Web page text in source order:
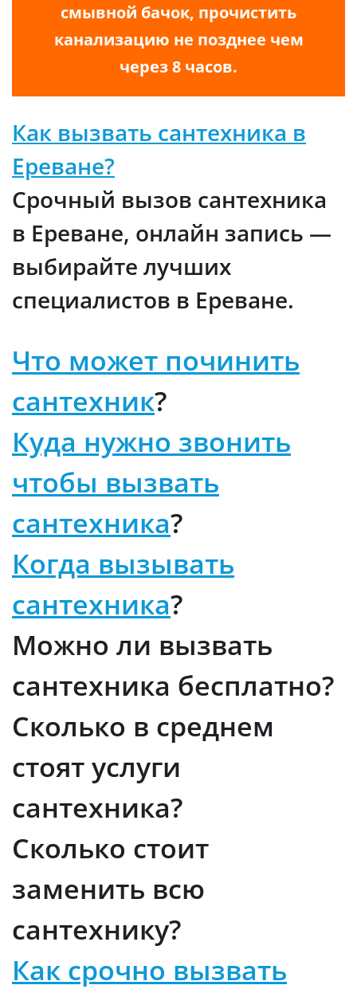
смывной бачок, прочистить
канализацию не позднее чем
через 8 часов.
Как вызвать сантехника в
Ереване?
Срочный вызов сантехника
в Ереване, онлайн запись —
выбирайте лучших
специалистов в Ереване.
Что может починить
сантехник?
Куда нужно звонить
чтобы вызвать
сантехника?
Когда вызывать
сантехника?
Можно ли вызвать
сантехника бесплатно?
Сколько в среднем
стоят услуги
сантехника?
Сколько стоит
заменить всю
сантехнику?
Как срочно вызвать